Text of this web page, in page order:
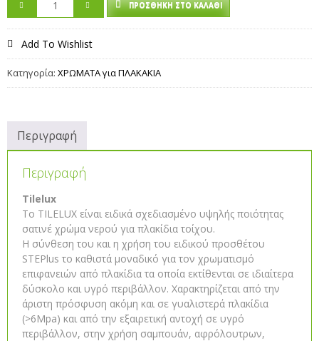
ΠΡΟΣΘΉΚΗ ΣΤΟ ΚΑΛΆΘΙ
Add To Wishlist
Κατηγορία: ΧΡΩΜΑTA για ΠΛΑΚΑΚΙΑ
Περιγραφή
Περιγραφή
Tilelux
Το TILELUX είναι ειδικά σχεδιασμένο υψηλής ποιότητας
σατινέ χρώμα νερού για πλακίδια τοίχου.
Η σύνθεση του και η χρήση του ειδικού προσθέτου
STEPlus το καθιστά μοναδικό για τον χρωματισμό
επιφανειών από πλακίδια τα οποία εκτίθενται σε ιδιαίτερα
δύσκολο και υγρό περιβάλλον. Χαρακτηρίζεται από την
άριστη πρόσφυση ακόμη και σε γυαλιστερά πλακίδια
(>6Mpa) και από την εξαιρετική αντοχή σε υγρό
περιβάλλον, στην χρήση σαμπουάν, αφρόλουτρων,